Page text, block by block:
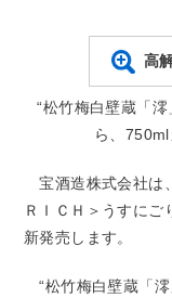
高
“松竹梅白壁蔵「
ら、
宝酒造株式会社は
ＲＩＣＨ＞うすにご
新発売します。
“松竹梅白壁蔵「